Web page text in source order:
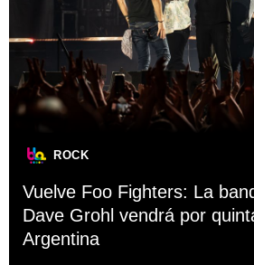
ROCK
Vuelve Foo Fighters: La
Dave Grohl vendrá por
Argentina